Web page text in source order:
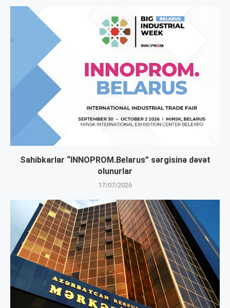
Sahibkarlar “INNOPROM.Belarus” sərgisinə dəvət
olunurlar
17/07/2026